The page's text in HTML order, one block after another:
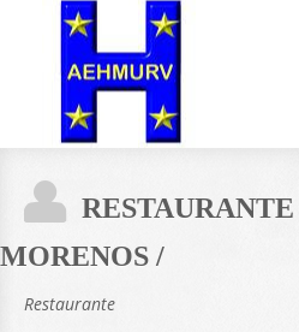
HOME
SOCIOS
SERVICIOS
MORENOS /
Restaurante